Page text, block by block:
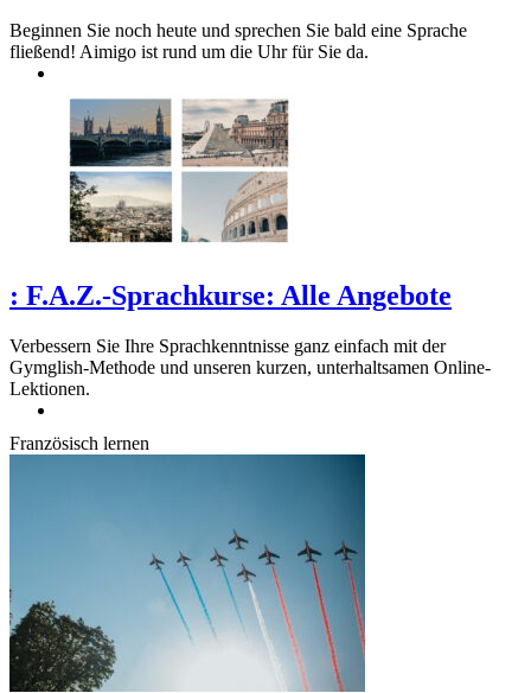
Beginnen Sie noch heute und sprechen Sie bald eine Sprache
fließend! Aimigo ist rund um die Uhr für Sie da.
: F.A.Z.-Sprachkurse: Alle Angebote
Verbessern Sie Ihre Sprachkenntnisse ganz einfach mit der
Gymglish-Methode und unseren kurzen, unterhaltsamen Online-
Lektionen.
Französisch lernen